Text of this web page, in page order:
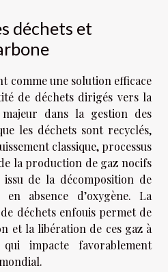
déchets et
comme une solution efficace
de déchets dirigés vers la
dans la gestion des
les déchets sont recyclés,
classique, processus
la production de gaz nocifs
de la décomposition de
en absence d’oxygène. La
déchets enfouis permet de
et la libération de ces gaz à
impacte favorablement